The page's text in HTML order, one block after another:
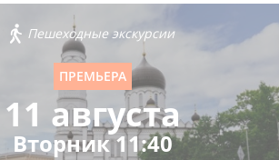
Пешеходные экскурсии
ПРЕМЬЕРА
11 августа
Вторник 11:40